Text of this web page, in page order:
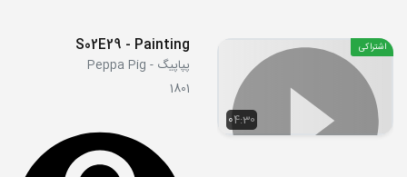
04:30
اشتراکی S02E29 - Painting
پپاپیگ - Peppa Pig
1801